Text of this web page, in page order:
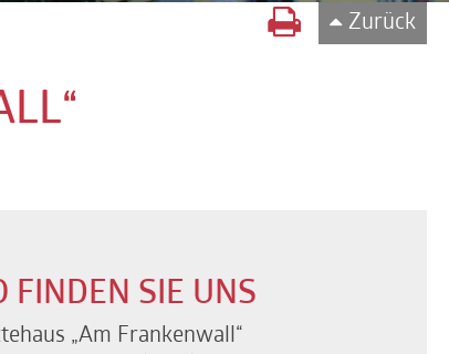
Zurück
FINDEN SIE UNS
„Am Frankenwall“